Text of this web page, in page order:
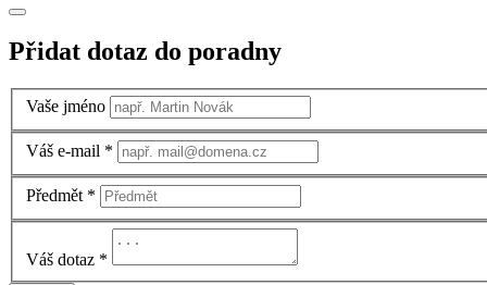
Přidat dotaz do poradny
Vaše jméno
Váš e-mail *
Předmět *
Váš dotaz *